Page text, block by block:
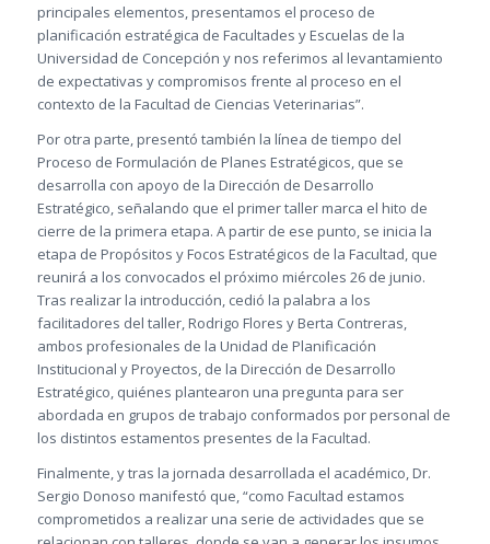
principales elementos, presentamos el proceso de
planificación estratégica de Facultades y Escuelas de la
Universidad de Concepción y nos referimos al levantamiento
de expectativas y compromisos frente al proceso en el
contexto de la Facultad de Ciencias Veterinarias”.
Por otra parte, presentó también la línea de tiempo del
Proceso de Formulación de Planes Estratégicos, que se
desarrolla con apoyo de la Dirección de Desarrollo
Estratégico, señalando que el primer taller marca el hito de
cierre de la primera etapa. A partir de ese punto, se inicia la
etapa de Propósitos y Focos Estratégicos de la Facultad, que
reunirá a los convocados el próximo miércoles 26 de junio.
Tras realizar la introducción, cedió la palabra a los
facilitadores del taller, Rodrigo Flores y Berta Contreras,
ambos profesionales de la Unidad de Planificación
Institucional y Proyectos, de la Dirección de Desarrollo
Estratégico, quiénes plantearon una pregunta para ser
abordada en grupos de trabajo conformados por personal de
los distintos estamentos presentes de la Facultad.
Finalmente, y tras la jornada desarrollada el académico, Dr.
Sergio Donoso manifestó que, “como Facultad estamos
comprometidos a realizar una serie de actividades que se